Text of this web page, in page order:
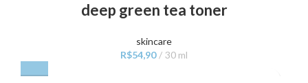
deep green tea toner
skincare
R$54,90 30 ml